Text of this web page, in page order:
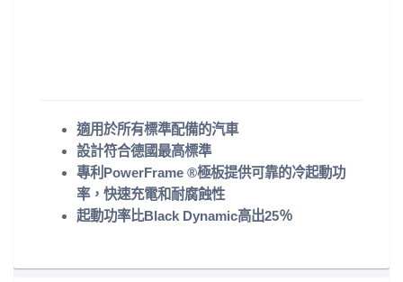
適用於所有標準配備的汽車
設計符合德國最高標準
專利PowerFrame ®極板提供可靠的冷起動功
率，快速充電和耐腐蝕性
起動功率比Black Dynamic高出25％